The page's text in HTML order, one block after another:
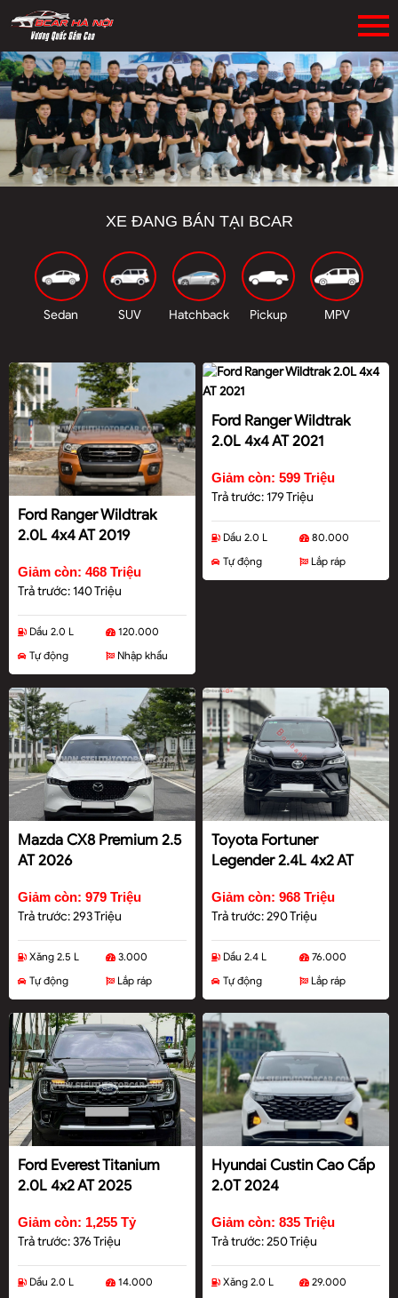
XE ĐANG BÁN TẠI BCAR
Sedan SUV Hatchback Pickup MPV
Ford Ranger Wildtrak
2.0L 4x4 AT 2019
Giảm còn: 468 Triệu
Trả trước: 140 Triệu
Dầu 2.0 L
120.000
Tự động
Nhập khẩu
Ford Ranger Wildtrak
2.0L 4x4 AT 2021
Giảm còn: 599 Triệu
Trả trước: 179 Triệu
Dầu 2.0 L
80.000
Tự động
Lắp ráp
Mazda CX8 Premium 2.5
AT 2026
Giảm còn: 979 Triệu
Trả trước: 293 Triệu
Xăng 2.5 L
3.000
Tự động
Lắp ráp
Toyota Fortuner
Legender 2.4L 4x2 AT
Giảm còn: 968 Triệu
Trả trước: 290 Triệu
Dầu 2.4 L
76.000
Tự động
Lắp ráp
Ford Everest Titanium
2.0L 4x2 AT 2025
Giảm còn: 1,255 Tỷ
Trả trước: 376 Triệu
Dầu 2.0 L
14.000
Hyundai Custin Cao Cấp
2.0T 2024
Giảm còn: 835 Triệu
Trả trước: 250 Triệu
Xăng 2.0 L
29.000